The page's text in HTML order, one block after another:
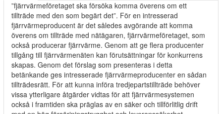
”fjärrvärmeföretaget ska försöka komma överens om ett
tillträde med den som begärt det”. För en intresserad
fjärrvärmeproducent är det således avgörande att komma
överens om tillträde med nätägaren, fjärrvärmeföretaget, som
också producerar fjärrvärme. Genom att ge flera producenter
tillgång till fjärrvärmenäten kan förutsättningar för konkurrens
skapas. Genom det förslag som presenteras i detta
betänkande ges intresserade fjärrvärmeproducenter en sådan
tillträdesrätt. För att kunna införa tredjepartstillträde behöver
vissa ytterligare åtgärder vidtas för att fjärrvärmesystemen
också i framtiden ska präglas av en säker och tillförlitlig drift